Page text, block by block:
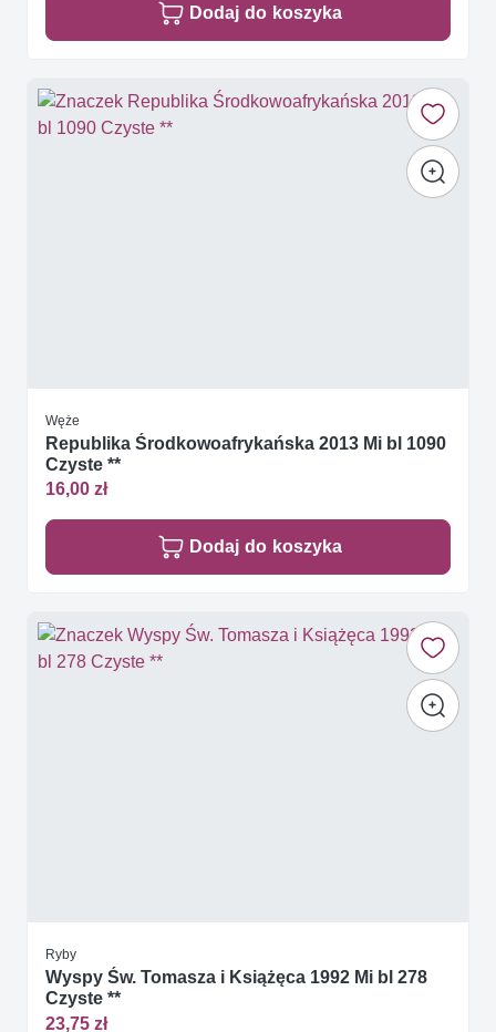
Dodaj do koszyka
Węże
Republika Środkowoafrykańska 2013 Mi bl 1090
Czyste **
16,00 zł
Dodaj do koszyka
Ryby
Wyspy Św. Tomasza i Książęca 1992 Mi bl 278
Czyste **
23,75 zł